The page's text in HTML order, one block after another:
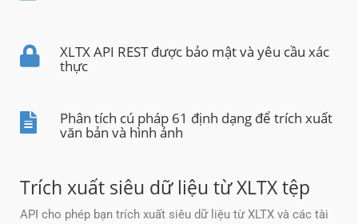
XLTX API REST được bảo mật và yêu cầu xác
thực
Phân tích cú pháp 61 định dạng để trích xuất
văn bản và hình ảnh
Trích xuất siêu dữ liệu từ XLTX tệp
API cho phép bạn trích xuất siêu dữ liệu từ XLTX và các tài